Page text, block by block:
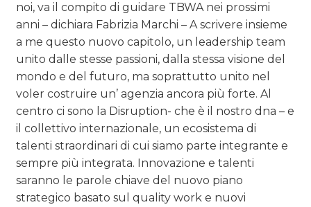
noi, va il compito di guidare TBWA nei prossimi
anni – dichiara Fabrizia Marchi – A scrivere insieme
a me questo nuovo capitolo, un leadership team
unito dalle stesse passioni, dalla stessa visione del
mondo e del futuro, ma soprattutto unito nel
voler costruire un’ agenzia ancora più forte. Al
centro ci sono la Disruption- che è il nostro dna – e
il collettivo internazionale, un ecosistema di
talenti straordinari di cui siamo parte integrante e
sempre più integrata. Innovazione e talenti
saranno le parole chiave del nuovo piano
strategico basato sul quality work e nuovi